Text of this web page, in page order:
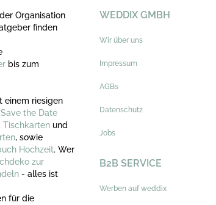
Organisation
finden
bis zum
einem riesigen
the Date
Tischkarten und
, sowie
Hochzeit. Wer
zur
- alles ist
für die
WEDDIX GMBH
Wir über uns
Impressum
AGBs
Datenschutz
Jobs
B2B SERVICE
Werben auf weddix